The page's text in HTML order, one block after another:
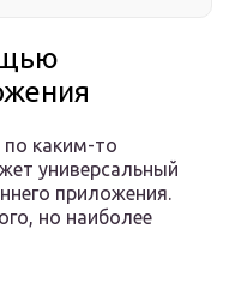
каким-то
универсальный
приложения.
но наиболее